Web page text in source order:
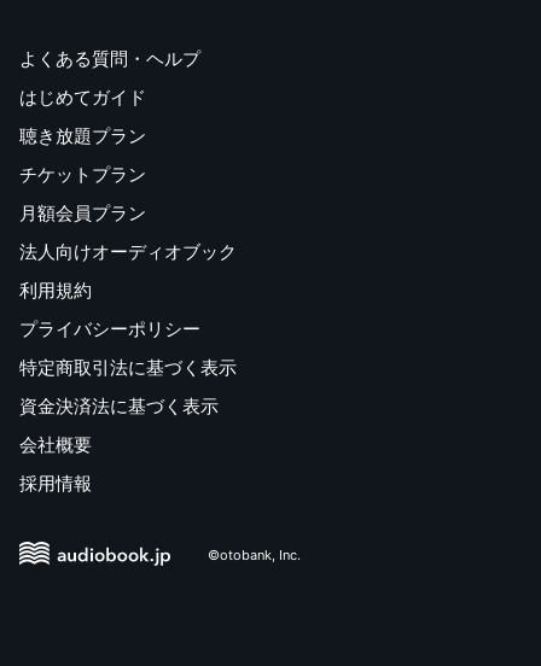
よくある質問・ヘルプ
はじめてガイド
聴き放題プラン
チケットプラン
月額会員プラン
法人向けオーディオブック
利用規約
プライバシーポリシー
特定商取引法に基づく表示
資金決済法に基づく表示
会社概要
採用情報
©otobank, Inc.